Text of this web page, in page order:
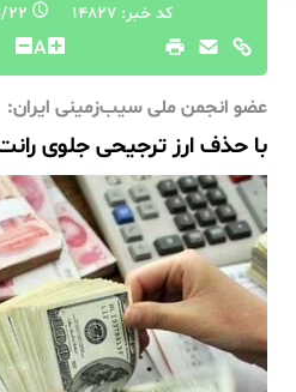
کد خبر: 14827
A
عضو انجمن ملی سیب‌زمینی ایران:
با حذف ارز ترجیحی جلوی